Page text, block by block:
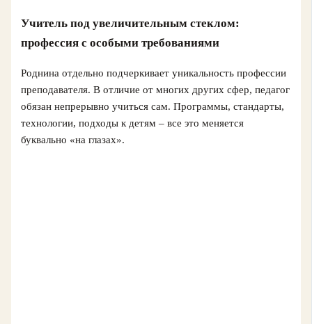
Учитель под увеличительным стеклом:
профессия с особыми требованиями
Роднина отдельно подчеркивает уникальность профессии
преподавателя. В отличие от многих других сфер, педагог
обязан непрерывно учиться сам. Программы, стандарты,
технологии, подходы к детям – все это меняется
буквально «на глазах».